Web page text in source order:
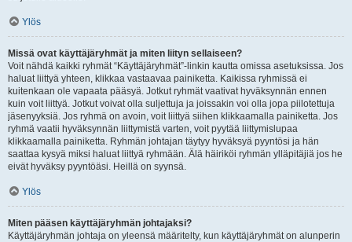
Ylös
Missä ovat käyttäjäryhmät ja miten liityn sellaiseen?
Voit nähdä kaikki ryhmät “Käyttäjäryhmät”-linkin kautta omissa asetuksissa. Jos
haluat liittyä yhteen, klikkaa vastaavaa painiketta. Kaikissa ryhmissä ei
kuitenkaan ole vapaata pääsyä. Jotkut ryhmät vaativat hyväksynnän ennen
kuin voit liittyä. Jotkut voivat olla suljettuja ja joissakin voi olla jopa piilotettuja
jäsenyyksiä. Jos ryhmä on avoin, voit liittyä siihen klikkaamalla painiketta. Jos
ryhmä vaatii hyväksynnän liittymistä varten, voit pyytää liittymislupaa
klikkaamalla painiketta. Ryhmän johtajan täytyy hyväksyä pyyntösi ja hän
saattaa kysyä miksi haluat liittyä ryhmään. Älä häiriköi ryhmän ylläpitäjiä jos he
eivät hyväksy pyyntöäsi. Heillä on syynsä.
Ylös
Miten pääsen käyttäjäryhmän johtajaksi?
Käyttäjäryhmän johtaja on yleensä määritelty, kun käyttäjäryhmät on alunperin